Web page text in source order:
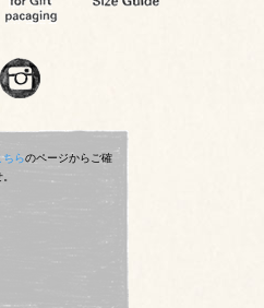
ちらのページからご確